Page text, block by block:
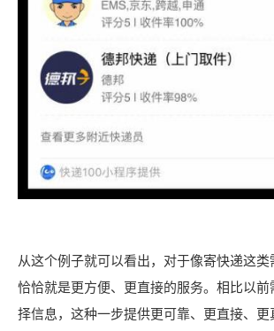
从这个例子就可以看出，对于像寄快递这
恰恰就是更方便、更直接的服务。相比以
择信息，这种一步提供更可靠、更直接、